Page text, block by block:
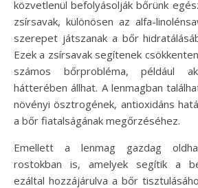
közvetlenül befolyásolják bőrünk
zsírsavak, különösen az alfa-
szerepet játszanak a bőr
Ezek a zsírsavak segítenek
számos bőrprobléma, például
hátterében állhat. A lenmagban
növényi ösztrogének, antioxidáns
a bőr fiatalságának megőrzéséhez.
Emellett a lenmag gazdag
rostokban is, amelyek segítik a
ezáltal hozzájárulva a bőr